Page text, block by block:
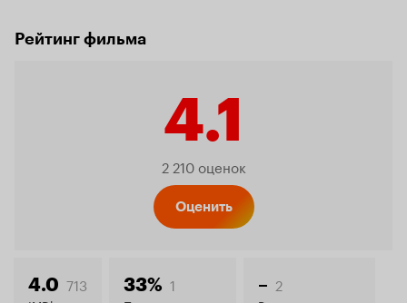
Рейтинг фильма
4.1
Рейтинг
2 210 оценок
Оценить
4.0 713 33% 1 – 2